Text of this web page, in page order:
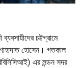
চট্টগ্রামে
শাহাদাত হোসেন। গতকাল
এর লন্ডন সদর